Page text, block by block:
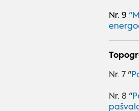
Nr. 9 "
Nr. 7 "
Nr. 8 "